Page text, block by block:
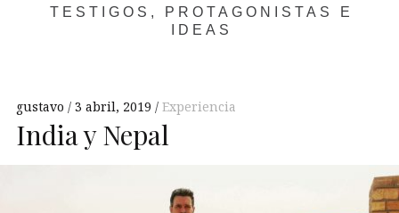
TESTIGOS, PROTAGONISTAS E
IDEAS
gustavo 3 abril, 2019 Experiencia
India y Nepal